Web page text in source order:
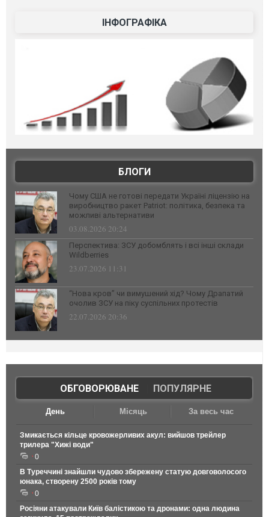
ІНФОГРАФІКА
БЛОГИ
Чому США не готові передати Україні ліцензію на
виробництво ракет Patriot: політика, безпека та
можливі альтернативи
03.08.2026 20:24
Перспектива: ЗСУ добомблять і всі інші склади
Wildberries
23.07.2026 11:31
“Нова кров” чи вимушений хід? Чому Драпатий
очолив ЗСУ на піку суспільних протестів
22.07.2026 20:36
ОБГОВОРЮВАНЕ| ПОПУЛЯРНЕ
День Місяць За весь час
Змикається кільце кровожерливих акул: вийшов трейлер
трилера "Хижі води"
0
В Туреччині знайшли чудово збережену статую довговолосого
юнака, створену 2500 років тому
0
Росіяни атакували Київ балістикою та дронами: одна людина